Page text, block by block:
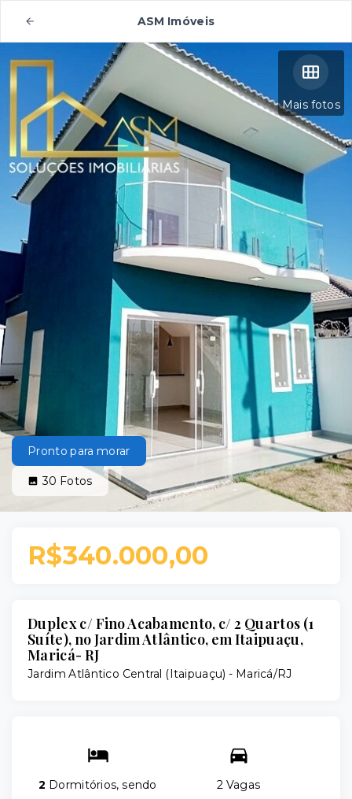
ASM Imóveis
Mais fotos
Pronto para morar
30 Fotos
R$340.000,00
Duplex c/ Fino Acabamento, c/ 2 Quartos (1
Suíte), no Jardim Atlântico, em Itaipuaçu,
Maricá- RJ
Jardim Atlântico Central (Itaipuaçu) - Maricá/RJ
2 Dormitórios, sendo
2 Vagas